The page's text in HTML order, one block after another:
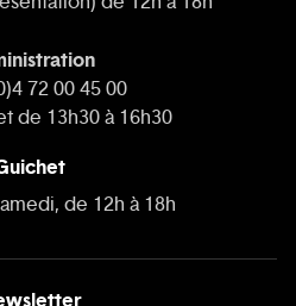
72 00 45 00
de 13h30 à 16h30
de 12h à 18h